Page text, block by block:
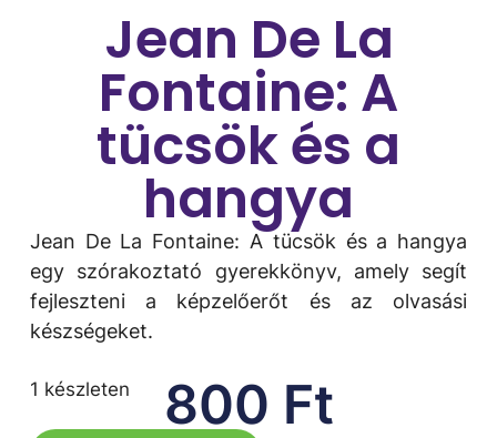
Jean De La
Fontaine: A
tücsök és a
hangya
Jean De La Fontaine: A tücsök és a hangya
egy szórakoztató gyerekkönyv, amely segít
fejleszteni a képzelőerőt és az olvasási
készségeket.
800 Ft
1 készleten